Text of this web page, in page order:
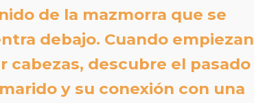
de la mazmorra que se
debajo. Cuando empiezan
cabezas, descubre el pasado
y su conexión con una